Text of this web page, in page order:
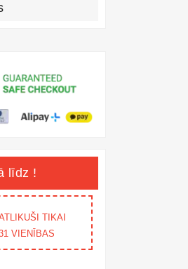
līdz !
TIKAI
VIENĪBAS